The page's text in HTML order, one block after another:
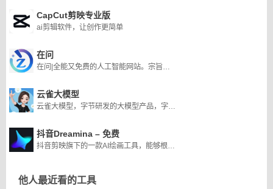
CapCut剪映专业版
ai剪辑软件，让创作更简单
在问
在问|全能又免费的人工智能网站。宗旨：让知识无界,智能触手可及
云雀大模型
云雀大模型，字节研发的大模型产品，字节的云雀大模型是首批上线的8家大模型之一。
抖音Dreamina – 免费
抖音剪映旗下的一款AI绘画工具，能够根据用户提供的文本内容生成由AI制作的创意图片
他人最近看的工具